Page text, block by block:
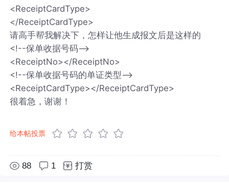
<ReceiptCardType>
</ReceiptCardType>
请高手帮我解决下，怎样让他生成报文后是这样的
<!--保单收据号码-->
<ReceiptNo></ReceiptNo>
<!--保单收据号码的单证类型-->
<ReceiptCardType></ReceiptCardType>
很着急，谢谢！
给本帖投票
88 1 打赏